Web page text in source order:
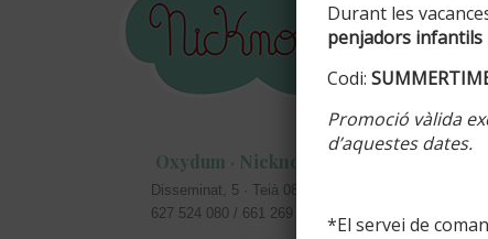
Oxydum · Nicknom
Disseminat, 5 · Teià 08329
627 524 080 / 661 269 583
Info
Cartells
Durant les
penjadors infantils
Codi:
Promoció vàlida
d’aquestes dates.
*El servei de